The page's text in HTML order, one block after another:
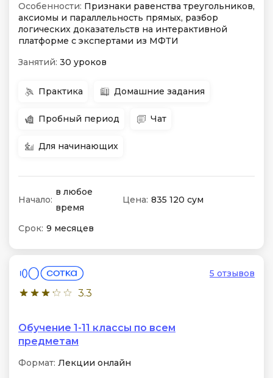
Особенности: Признаки равенства треугольников,
аксиомы и параллельность прямых, разбор
логических доказательств на интерактивной
платформе с экспертами из МФТИ
Занятий: 30 уроков
Практика Домашние задания
Пробный период Чат
Для начинающих
Начало:
в любое
время
Цена: 835 120 сум
Срок: 9 месяцев
3.3
5 отзывов
Обучение 1-11 классы по всем
предметам
Формат: Лекции онлайн